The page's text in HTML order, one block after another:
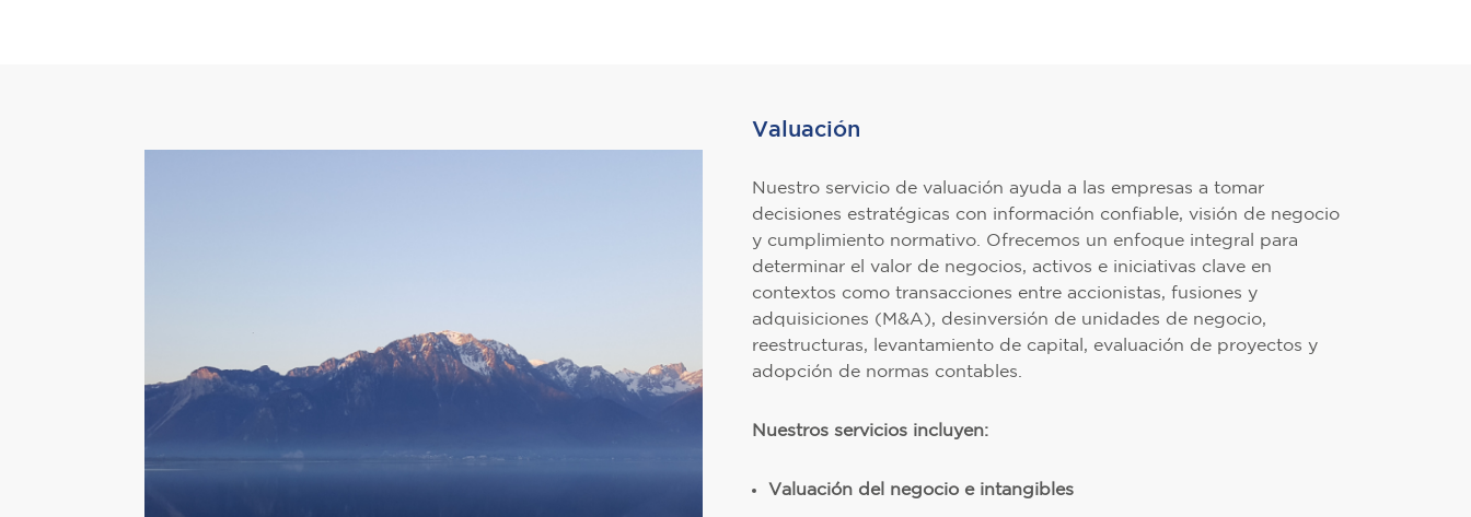
Valuación
Nuestro servicio de valuación ayuda a las empresas a tomar
decisiones estratégicas con información confiable, visión de negocio
y cumplimiento normativo. Ofrecemos un enfoque integral para
determinar el valor de negocios, activos e iniciativas clave en
contextos como transacciones entre accionistas, fusiones y
adquisiciones (M&A), desinversión de unidades de negocio,
reestructuras, levantamiento de capital, evaluación de proyectos y
adopción de normas contables.
Nuestros servicios incluyen:
Valuación del negocio e intangibles